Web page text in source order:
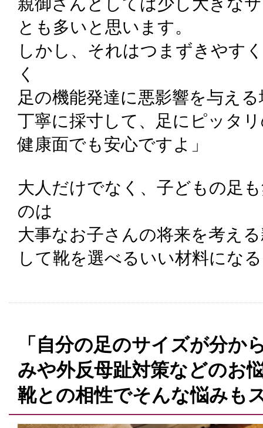
とも多いと思います。
しかし、それはつまずきやす
く
足の機能発達に悪影響を与え
丁寧に採寸して、足にピッタ
健康面でも安心ですよ」
大人だけでなく、子どもの足
のは
大事なお子さんの将来を考え
して靴を選べるいい材料にな
「自分の足のサイズが分
みや外反母趾対策などのお
靴との相性でそんな悩みも